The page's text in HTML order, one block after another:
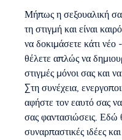
Μήπως η σεξουαλική
τη στιγμή και είναι
να δοκιμάσετε κάτι
θέλετε απλώς να
στιγμές μόνοι σας και
Στη συνέχεια,
αφήστε τον εαυτό σας
σας φαντασιώσεις. Εδώ
συναρπαστικές ιδέες